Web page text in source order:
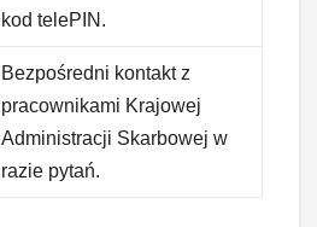
kod telePIN.
Bezpośredni kontakt z
pracownikami Krajowej
Administracji Skarbowej w
razie pytań.